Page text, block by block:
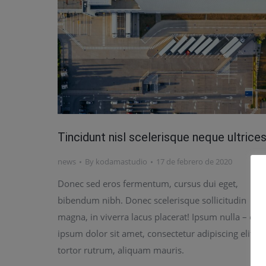
Tincidunt nisl scelerisque neque ultrices
news By kodamastudio 17 de febrero de 2020
Donec sed eros fermentum, cursus dui eget,
bibendum nibh. Donec scelerisque sollicitudin
magna, in viverra lacus placerat! Ipsum nulla – orem
ipsum dolor sit amet, consectetur adipiscing elit
tortor rutrum, aliquam mauris.